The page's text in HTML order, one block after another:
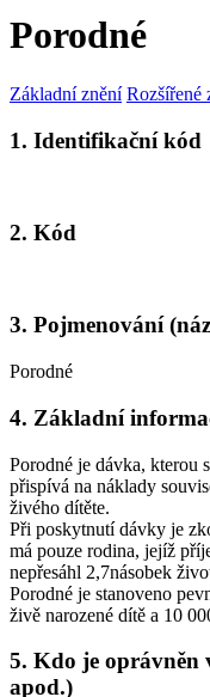
Porodné
Základní znění Rozšířené
1. Identifikační kód
2. Kód
3. Pojmenování
Porodné
4. Základní
Porodné je dávka, kterou
přispívá na náklady
živého dítěte.
Při poskytnutí dávky je
má pouze rodina, jejíž
nepřesáhl 2,7násobek
Porodné je stanoveno
živě narozené dítě a 10
5. Kdo je oprávněn
apod.)